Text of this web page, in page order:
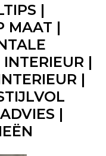
|
MAAT |
|
|
|